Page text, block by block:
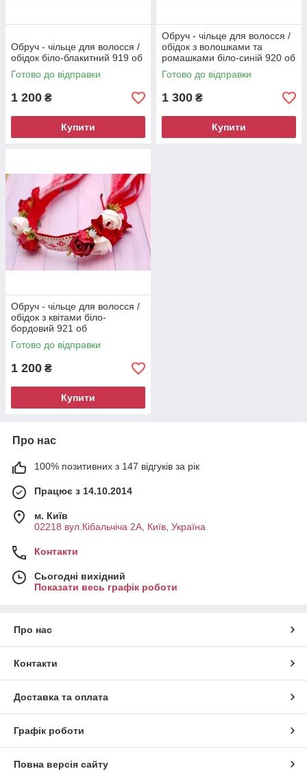
Обруч - чільце для волосся /
обідок біло-блакитний 919 об
Готово до відправки
1 200 ₴
Купити
Обруч - чільце для волосся /
обідок з волошками та
ромашками біло-синій 920 об
Готово до відправки
1 300 ₴
Купити
Обруч - чільце для волосся /
обідок з квітами біло-
бордовий 921 об
Готово до відправки
1 200 ₴
Купити
Про нас
100% позитивних з 147 відгуків за рік
Працює з 14.10.2014
м. Київ
02218 вул.Кібальчіча 2А, Київ, Україна
Контакти
Сьогодні вихідний
Показати весь графік роботи
Про нас
Контакти
Доставка та оплата
Графік роботи
Повна версія сайту